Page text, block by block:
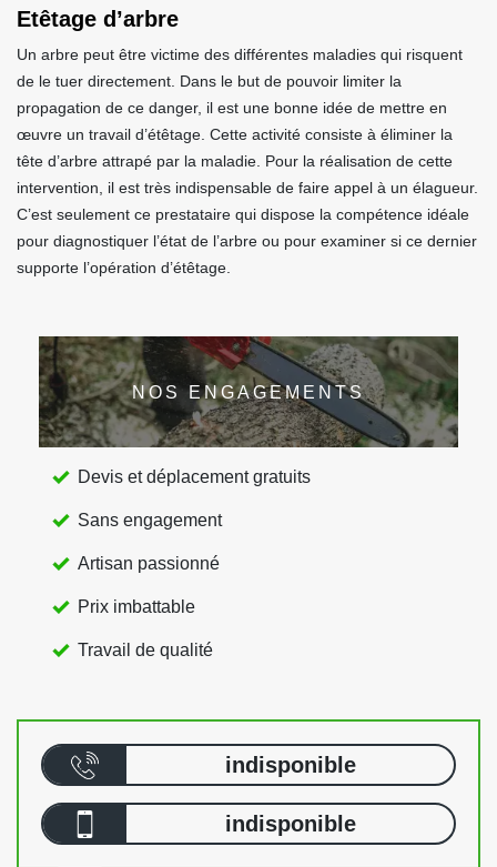
Etêtage d’arbre
Un arbre peut être victime des différentes maladies qui risquent
de le tuer directement. Dans le but de pouvoir limiter la
propagation de ce danger, il est une bonne idée de mettre en
œuvre un travail d’étêtage. Cette activité consiste à éliminer la
tête d’arbre attrapé par la maladie. Pour la réalisation de cette
intervention, il est très indispensable de faire appel à un élagueur.
C’est seulement ce prestataire qui dispose la compétence idéale
pour diagnostiquer l’état de l’arbre ou pour examiner si ce dernier
supporte l’opération d’étêtage.
NOS ENGAGEMENTS
Devis et déplacement gratuits
Sans engagement
Artisan passionné
Prix imbattable
Travail de qualité
indisponible
indisponible